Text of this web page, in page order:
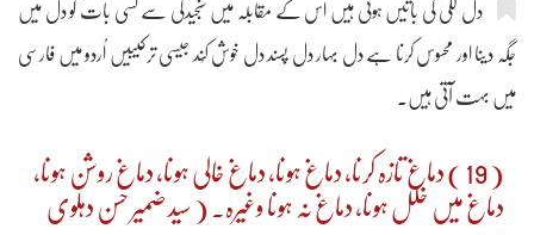
دل لگی کی باتیں ہوتی ہیں اس کے مقابلہ میں سنجیدگی سے کسی بات کو دل میں
جگہ دینا اور محسوس کرنا ہے دل بہار دل پسند دل خوش کُند جیسی ترکیبیں اُردو میں فارسی
میں بہت آتی ہیں۔
( 19 ) دماغ تازہ کرنا، دماغ ہونا، دماغ خالی ہونا، دماغ روشن ہونا،
دماغ میں خلل ہونا، دماغ نہ ہونا وغیرہ۔ ( سید ضمیر حسن دہلوی